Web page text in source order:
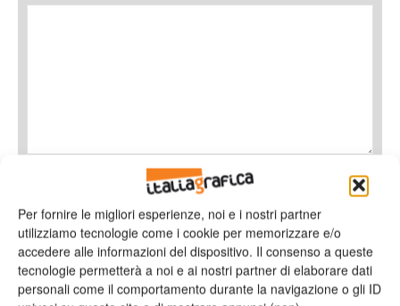
Per fornire le migliori esperienze, noi e i nostri partner
utilizziamo tecnologie come i cookie per memorizzare e/o
accedere alle informazioni del dispositivo. Il consenso a queste
tecnologie permetterà a noi e ai nostri partner di elaborare dati
personali come il comportamento durante la navigazione o gli ID
Ho letto e accettol'informativa sulla privacy*